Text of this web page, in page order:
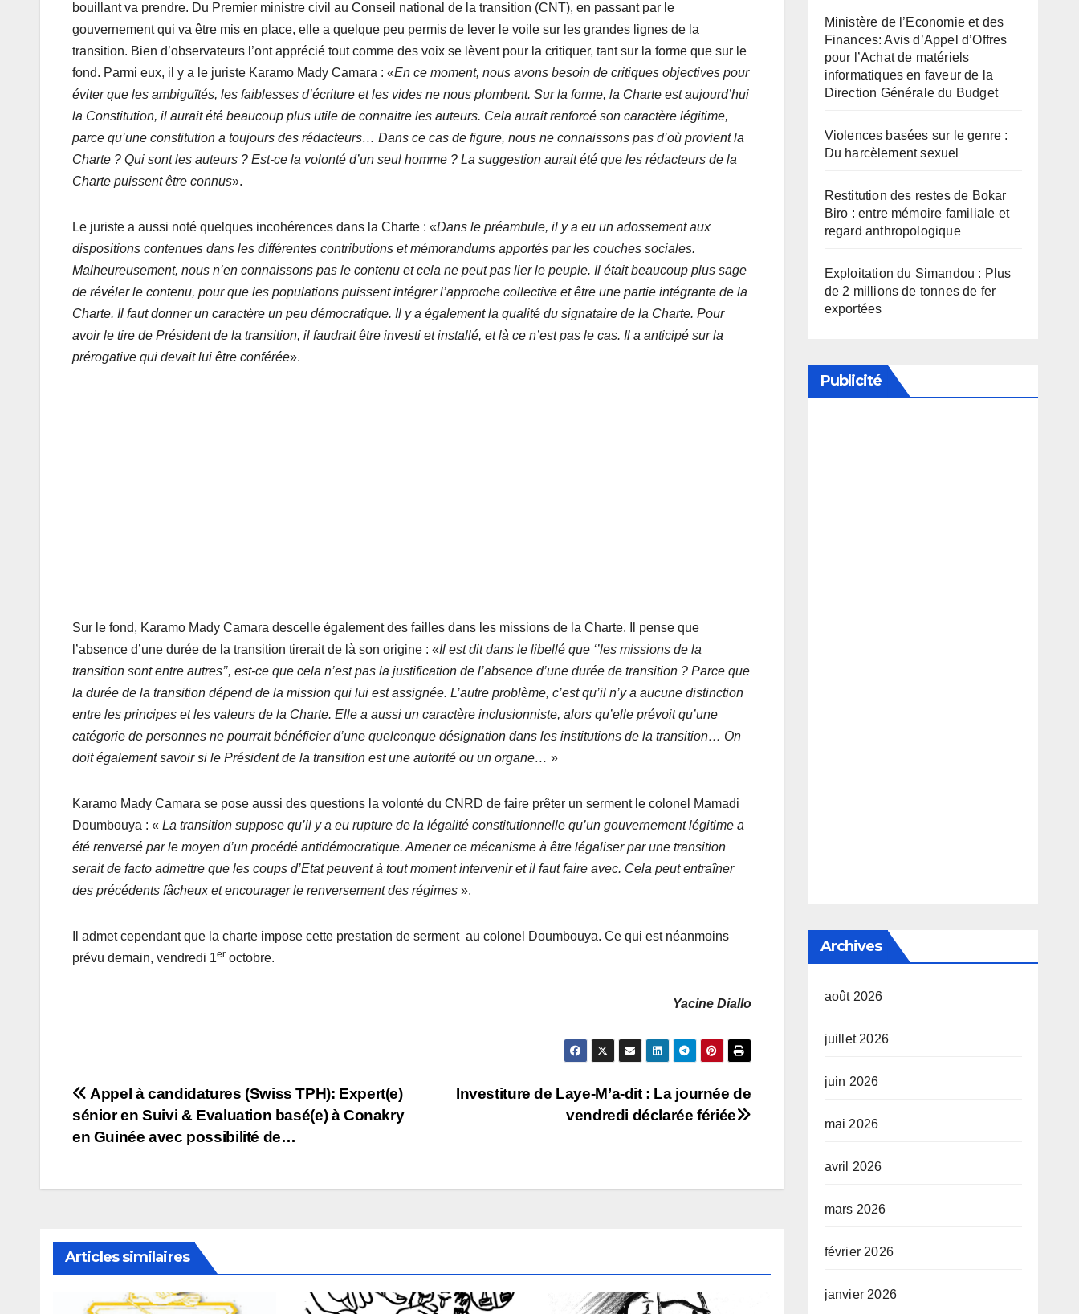
bouillant va prendre. Du Premier ministre civil au Conseil national de la transition (CNT), en passant par le
gouvernement qui va être mis en place, elle a quelque peu permis de lever le voile sur les grandes lignes de la
transition. Bien d’observateurs l’ont apprécié tout comme des voix se lèvent pour la critiquer, tant sur la forme que sur le
fond. Parmi eux, il y a le juriste Karamo Mady Camara : «En ce moment, nous avons besoin de critiques objectives pour
éviter que les ambiguïtés, les faiblesses d’écriture et les vides ne nous plombent. Sur la forme, la Charte est aujourd’hui
la Constitution, il aurait été beaucoup plus utile de connaitre les auteurs. Cela aurait renforcé son caractère légitime,
parce qu’une constitution a toujours des rédacteurs… Dans ce cas de figure, nous ne connaissons pas d’où provient la
Charte ? Qui sont les auteurs ? Est-ce la volonté d’un seul homme ? La suggestion aurait été que les rédacteurs de la
Charte puissent être connus».
Le juriste a aussi noté quelques incohérences dans la Charte : «Dans le préambule, il y a eu un adossement aux
dispositions contenues dans les différentes contributions et mémorandums apportés par les couches sociales.
Malheureusement, nous n’en connaissons pas le contenu et cela ne peut pas lier le peuple. Il était beaucoup plus sage
de révéler le contenu, pour que les populations puissent intégrer l’approche collective et être une partie intégrante de la
Charte. Il faut donner un caractère un peu démocratique. Il y a également la qualité du signataire de la Charte. Pour
avoir le tire de Président de la transition, il faudrait être investi et installé, et là ce n’est pas le cas. Il a anticipé sur la
prérogative qui devait lui être conférée».
Sur le fond, Karamo Mady Camara descelle également des failles dans les missions de la Charte. Il pense que
l’absence d’une durée de la transition tirerait de là son origine : «Il est dit dans le libellé que ‘’les missions de la
transition sont entre autres’’, est-ce que cela n’est pas la justification de l’absence d’une durée de transition ? Parce que
la durée de la transition dépend de la mission qui lui est assignée. L’autre problème, c’est qu’il n’y a aucune distinction
entre les principes et les valeurs de la Charte. Elle a aussi un caractère inclusionniste, alors qu’elle prévoit qu’une
catégorie de personnes ne pourrait bénéficier d’une quelconque désignation dans les institutions de la transition… On
doit également savoir si le Président de la transition est une autorité ou un organe… »
Karamo Mady Camara se pose aussi des questions la volonté du CNRD de faire prêter un serment le colonel Mamadi
Doumbouya : « La transition suppose qu’il y a eu rupture de la légalité constitutionnelle qu’un gouvernement légitime a
été renversé par le moyen d’un procédé antidémocratique. Amener ce mécanisme à être légaliser par une transition
serait de facto admettre que les coups d’Etat peuvent à tout moment intervenir et il faut faire avec. Cela peut entraîner
des précédents fâcheux et encourager le renversement des régimes ».
Il admet cependant que la charte impose cette prestation de serment au colonel Doumbouya. Ce qui est néanmoins
prévu demain, vendredi 1er octobre.
Yacine Diallo
Navigation
de
Investiture de Laye-M’a-dit : La journée de
vendredi déclarée fériée
Appel à candidatures (Swiss TPH): Expert(e)
sénior en Suivi & Evaluation basé(e) à Conakry
en Guinée avec possibilité de…
Articles similaires
Ministère de l’Economie et des
Finances: Avis d’Appel d’Offres
pour l’Achat de matériels
informatiques en faveur de la
Direction Générale du Budget
Violences basées sur le genre :
Du harcèlement sexuel
Restitution des restes de Bokar
Biro : entre mémoire familiale et
regard anthropologique
Exploitation du Simandou : Plus
de 2 millions de tonnes de fer
exportées
Publicité
Archives
août 2026
juillet 2026
juin 2026
mai 2026
avril 2026
mars 2026
février 2026
janvier 2026